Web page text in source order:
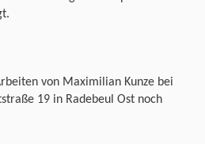
von Maximilian Kunze bei
19 in Radebeul Ost noch